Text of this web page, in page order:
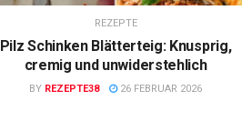
REZEPTE
Pilz Schinken Blätterteig: Knusprig,
cremig und unwiderstehlich
BY REZEPTE38 26 FEBRUAR 2026